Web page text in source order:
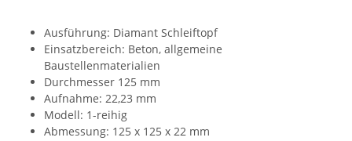
Ausführung: Diamant Schleiftopf
Einsatzbereich: Beton, allgemeine
Baustellenmaterialien
Durchmesser 125 mm
Aufnahme: 22,23 mm
Modell: 1-reihig
Abmessung: 125 x 125 x 22 mm